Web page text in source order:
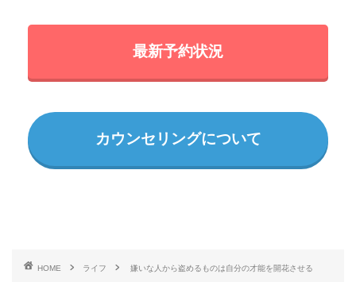
最新予約状況
カウンセリングについて
HOME ライフ 嫌いな人から盗めるものは自分の才能を開花させる